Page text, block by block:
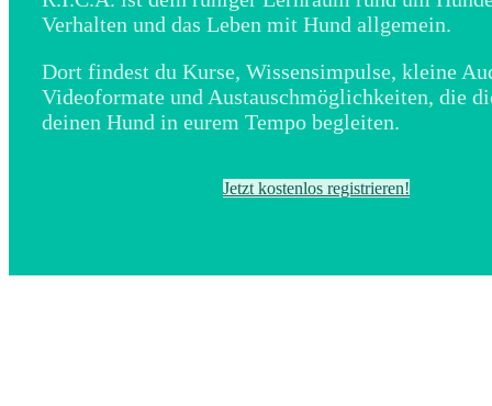
Verhalten und das Leben mit Hund allgemein.
Dort findest du Kurse, Wissensimpulse, kleine
Videoformate und Austauschmöglichkeiten, die
deinen Hund in eurem Tempo begleiten.
Jetzt kostenlos registrieren!